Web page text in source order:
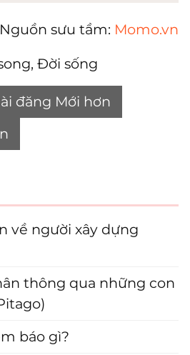
Nguồn sưu tầm: Momo.vn
, Đời sống
đăng Mới hơn
về người xây dựng
thông qua những con
báo gì?